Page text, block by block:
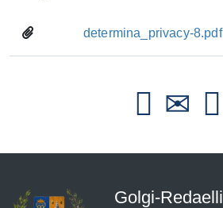
determina_privacy-8.pdf
Golgi-Redaelli